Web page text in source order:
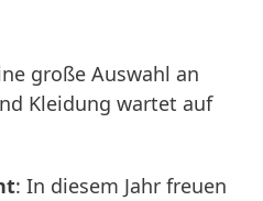
große Auswahl an
Kleidung wartet auf
: In diesem Jahr freuen